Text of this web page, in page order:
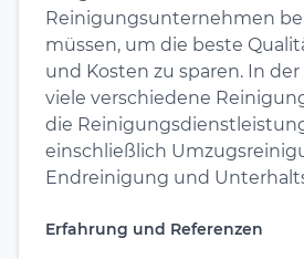
Reinigungsunternehmen
müssen, um die beste
und Kosten zu sparen. In
viele verschiedene
die
einschließlich
Endreinigung und
Erfahrung und Referenzen